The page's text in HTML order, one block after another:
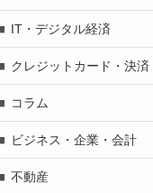
IT・デジタル経済
クレジットカード・決済
コラム
ビジネス・企業・会計
不動産